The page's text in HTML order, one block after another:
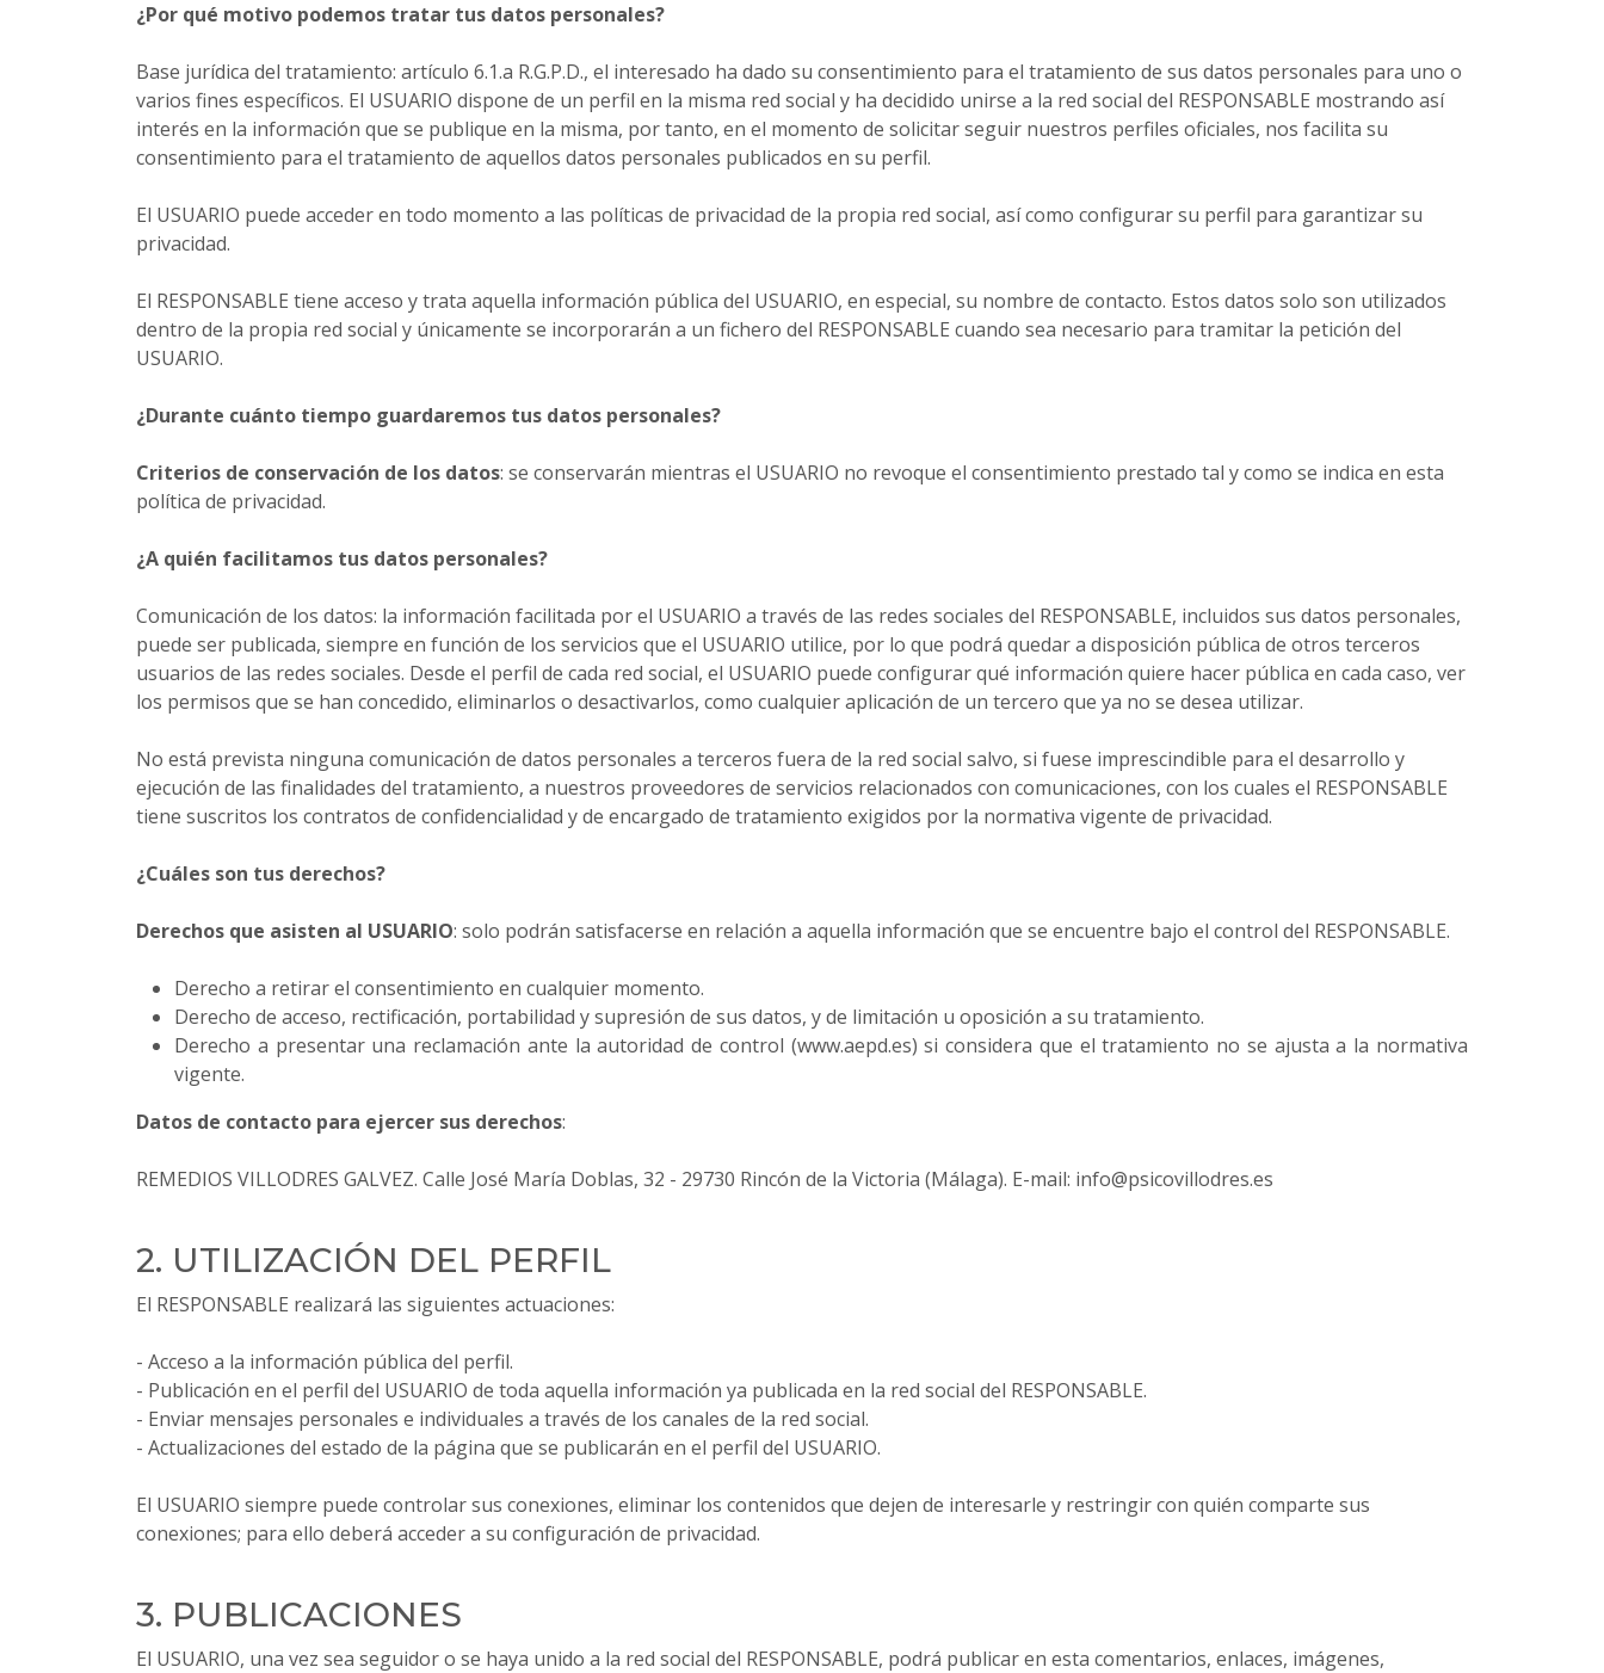
¿Por qué motivo podemos tratar tus datos personales?
Base jurídica del tratamiento: artículo 6.1.a R.G.P.D., el interesado ha dado su consentimiento para el tratamiento de sus datos personales para uno o
varios fines específicos. El USUARIO dispone de un perfil en la misma red social y ha decidido unirse a la red social del RESPONSABLE mostrando así
interés en la información que se publique en la misma, por tanto, en el momento de solicitar seguir nuestros perfiles oficiales, nos facilita su
consentimiento para el tratamiento de aquellos datos personales publicados en su perfil.
El USUARIO puede acceder en todo momento a las políticas de privacidad de la propia red social, así como configurar su perfil para garantizar su
privacidad.
El RESPONSABLE tiene acceso y trata aquella información pública del USUARIO, en especial, su nombre de contacto. Estos datos solo son utilizados
dentro de la propia red social y únicamente se incorporarán a un fichero del RESPONSABLE cuando sea necesario para tramitar la petición del
USUARIO.
¿Durante cuánto tiempo guardaremos tus datos personales?
Criterios de conservación de los datos: se conservarán mientras el USUARIO no revoque el consentimiento prestado tal y como se indica en esta
política de privacidad.
¿A quién facilitamos tus datos personales?
Comunicación de los datos: la información facilitada por el USUARIO a través de las redes sociales del RESPONSABLE, incluidos sus datos personales,
puede ser publicada, siempre en función de los servicios que el USUARIO utilice, por lo que podrá quedar a disposición pública de otros terceros
usuarios de las redes sociales. Desde el perfil de cada red social, el USUARIO puede configurar qué información quiere hacer pública en cada caso, ver
los permisos que se han concedido, eliminarlos o desactivarlos, como cualquier aplicación de un tercero que ya no se desea utilizar.
No está prevista ninguna comunicación de datos personales a terceros fuera de la red social salvo, si fuese imprescindible para el desarrollo y
ejecución de las finalidades del tratamiento, a nuestros proveedores de servicios relacionados con comunicaciones, con los cuales el RESPONSABLE
tiene suscritos los contratos de confidencialidad y de encargado de tratamiento exigidos por la normativa vigente de privacidad.
¿Cuáles son tus derechos?
Derechos que asisten al USUARIO: solo podrán satisfacerse en relación a aquella información que se encuentre bajo el control del RESPONSABLE.
Derecho a retirar el consentimiento en cualquier momento.
Derecho de acceso, rectificación, portabilidad y supresión de sus datos, y de limitación u oposición a su tratamiento.
Derecho a presentar una reclamación ante la autoridad de control (www.aepd.es) si considera que el tratamiento no se ajusta a la normativa
vigente.
Datos de contacto para ejercer sus derechos:
REMEDIOS VILLODRES GALVEZ. Calle José María Doblas, 32 - 29730 Rincón de la Victoria (Málaga). E-mail: info@psicovillodres.es
2. UTILIZACIÓN DEL PERFIL
El RESPONSABLE realizará las siguientes actuaciones:
- Acceso a la información pública del perfil.
- Publicación en el perfil del USUARIO de toda aquella información ya publicada en la red social del RESPONSABLE.
- Enviar mensajes personales e individuales a través de los canales de la red social.
- Actualizaciones del estado de la página que se publicarán en el perfil del USUARIO.
El USUARIO siempre puede controlar sus conexiones, eliminar los contenidos que dejen de interesarle y restringir con quién comparte sus
conexiones; para ello deberá acceder a su configuración de privacidad.
3. PUBLICACIONES
El USUARIO, una vez sea seguidor o se haya unido a la red social del RESPONSABLE, podrá publicar en esta comentarios, enlaces, imágenes,